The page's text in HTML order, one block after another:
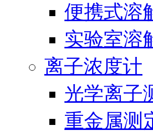
便携式溶
实验室溶
离子浓度计
光学离子
重金属测